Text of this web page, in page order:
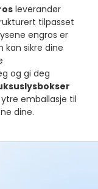
leverandør
tilpasset
engros er
kan sikre dine
og gi deg
emballasje til
dine.